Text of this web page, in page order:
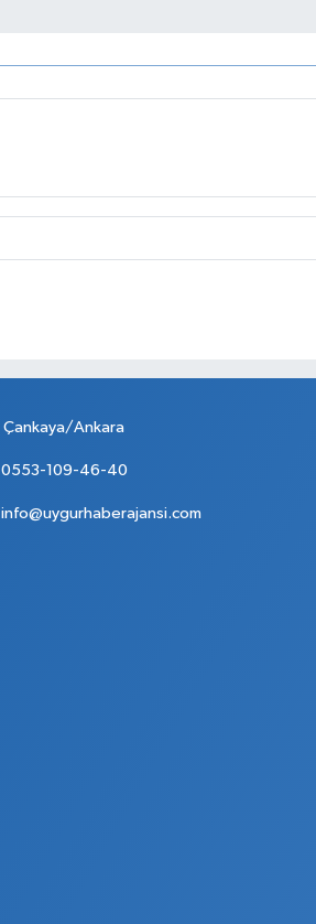
Çankaya/Ankara
0553-109-46-40
info@uygurhaberajansi.com